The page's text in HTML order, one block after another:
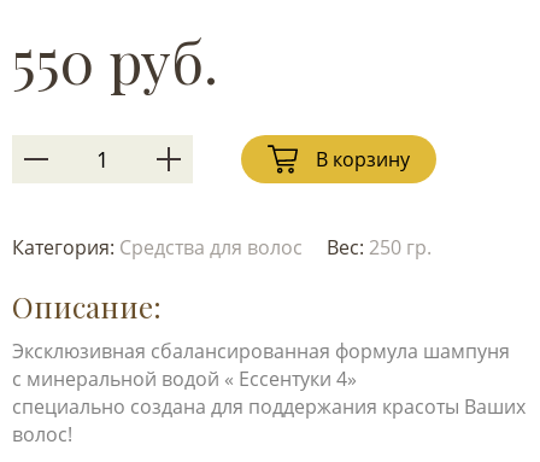
550 руб.
В корзину
Категория: Средства для волос Вес: 250 гр.
Описание:
Эксклюзивная сбалансированная формула шампуня
с минеральной водой « Ессентуки 4»
специально создана для поддержания красоты Ваших
волос!